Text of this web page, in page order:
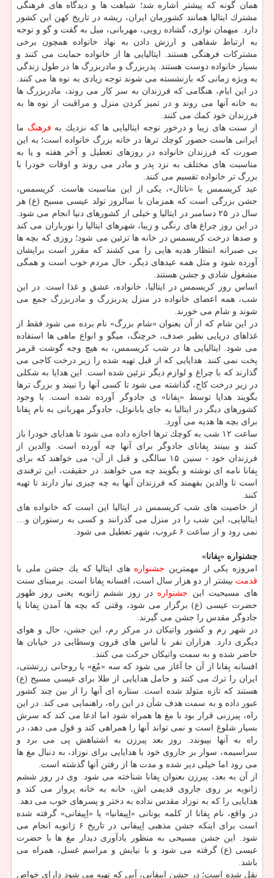
همان گونه كه پیشتر اشاره شد؛ شباهت ها و دیدگاه های فرهنگی
مشترك ایتالیا همانند كشورمان ایران، ریشه در تاریخ كهن این كشور
دارد. میهمان نوازی، گشاده رویی، مهربانی، میل به گفت و گو و توجه
به ارتباط شفاهی و ارزش دادن به نهاد خانواده همچون برخی
مشتركات فرهنگی هستند. ایتالیایی ها از خانواده حمایت می كنند و
بسیار خانواده دوست هستند. پدربزرگ و مادربزرگ ها در طول زندگی
به ویژه زمانی كه بازنشسته می شوند توجه زیادی به نوه ها می كنند.
در این ایام، هنگامی كه فرزندان به سر كار می روند، مادربزرگ ها
به خانه آنها می روند و در تمیز كردن منزل و مراقبت از نوه ها به
فرزندان خود كمك می كنند.
از سنت های زیبا و درخور توجه ایتالیایی ها كه نزدیك به فرهنگ ما
ایرانی هاست حضور كوچك ترها در خانه بزرگ خانواده است؛ به این
صورت كه فرزندان خانواده در روزهای تعطیل و آخر هفته و یا به
مناسبت های مختلف به نزد پدر و مادر می روند و اوقات خودرا با
بزرگ تر خانواده تقسیم می كنند.
عید كریسمس یا «ناتال»، یكی از این مناسبت هاست. كریسمس،
جشن بزرگی است كه همزمان با سالروز تولد عیسی مسیح (ع) هر
سال در ۲۵ دسامبر در ایتالیا و خیلی از كشورهای دنیا انجام می شود.
در این روز چراغ های رنگی و زیبا، شهرهای ایتالیا را نورباران می كند
و صدها درخت كریسمس در خانه ها تزئین می شود؛ روزی كه بچه ها
بی صبرانه انتظار هدیه هایی را می كشند كه مقرر است برایشان
آورده شود و مثل همه عیدهای دیگر، حال مردم خوب است و همگی
مشغول شادی و جشن هستند.
اساس روز كریسمس در ایتالیا، خانواده، عشق و غذا است. در این
شب، همه اعضای خانواده در منزل پدربزرگ و مادربزرگ جمع می
شوند و شام می خورند.
در این شام كه از آن بعنوان «شام بزرگ» نام برده می شود فقط از
غذاهای دریایی نظیر صدف، خرچنگ، میگو و انواع ماهی ها استفاده
می شود. ایتالیایی ها در شب كریسمس، به هیچ وجه گوشت قرمز
پخت نمی كنند. هدایایی كه از قبل تهیه شده را زیر درخت كاجی می
گذارند كه با چراغ و لوازم دیگر تزئین شده است. این هدایا به شكلی
در زیر درخت كاج، گذاشته می شود تا كسی آنها را نبیند و بزرگ ترها
بگویند هدایا توسط «بِفانا» ی جادوگر آورده شده است. با وجود
كشورهای دیگر در ایتالیا به جای بابانوئل، جادوگر مهربانی به نام بِفانا
برای بچه ها هدیه می آورد.
ساعت ۱۲ شب به كوچك ترها اجازه داده می شود تا هدایای خودرا باز
كنند و ببینند بِفانای جادوگر برای آنها چه آورده است. والدین از
فرزندان خود - سنین ۱۵ سالگی و قبل از آن- می خواهند كه برای
بِفانا نامه ای نوشته و بگویند چه می خواهند. در حقیقت، این ترفندی
است تا والدین بفهمند كه فرزندان آنها به چه چیزی نیاز دارند تا تهیه
كنند.
از خاصیت های شب كریسمس در ایتالیا این است كه خانواده های
ایتالیایی، این شب را در منزل می گذرانند و كسی به رستوران و…
نمی رود و از ساعت ۶ غروب، شهر تعطیل می شود.
جشنواره «بِفانا»
امروزه یكی از مهمترین جشنواره های ایتالیا كه یك جشن ملی با
قدمت بیشتر از دو هزار سال است، افسانه بِفانا است. برمبنای سنت
های مسیحیت این جشنواره در روز ششم ژانویه یعنی روز ظهور
حضرت عیسی (ع) برگزار می شود، وقتی كه بچه ها آمدن بِفانا یا
جادوگر مقدس را جشن می گیرند.
در شهر رم و كشور واتیكان در مركز رم، این جشن، حال و هوای
دیگری دارد. هزاران نفر با لباس های قرون وسطایی در خیابان ها
حاضر شده و به سمت واتیكان حركت می كنند.
افسانه بِفانا از آن جا آغاز می شود كه سه «مُغ» یا روحانی زرتشتی،
ایران را ترك می كنند و حامل هدایایی از طلا برای عیسی مسیح (ع)
هستند كه تازه متولد شده است. ستاره ای آنها را از بین چند كشور
عبور داده و به سمت هدف شأن در این راه، راهنمایی می كند. در این
راه، پیرزنی قرار بود با مغ ها همراه شود اما ادعا می كند كه سرش
بسیار شلوغ است و نمی تواند آنها را همراهی كند و قول می دهد، در
راه به آنها بپیوندد. روز بعد پیرزن به اشتباهش پی می برد و
سراسیمه، سوار بر جاروی خود با هدایایی برای نوزاد، به دنبال مغ ها
می رود اما خیلی دیر شده و مدت ها از رفتن آنها گذشته است.
از آن به بعد، پیرزن بعنوان بِفانا شناخته می شود. وی در روز ششم
ژانویه بر روی جاروی قدیمی اش، خانه به خانه پرواز می كند و
هدایایی را كه به نوزاد مقدس نداده به دختر و پسرهای خوب می دهد.
در واقع، نام بِفانا از كلمه یونانی «اِپیفانیا» یا «اِپیفانی» گرفته شده
است برای اینكه جشن مذهبی اِپیفانی در تاریخ ۶ ژانویه انجام می
شود. این جشن مسیحی به منظور یادآوری دیدار مغ ها با حضرت
عیسی (ع) گرفته می شود و با نیایش و مراسم غسل، همراه می
باشد.
نقل شده است؛ در جشن اِپیفانی، آبی كه تهیه می شود دارای خواص